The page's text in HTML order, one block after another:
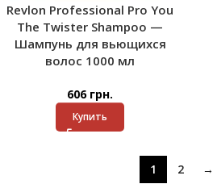
Revlon Professional Pro You
The Twister Shampoo —
Шампунь для вьющихся
волос 1000 мл
606 грн.
Купить
1 2 →